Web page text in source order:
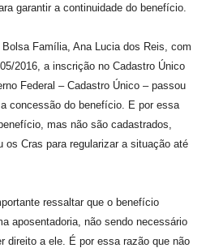
garantir a continuidade do benefício.
Família, Ana Lucia dos Reis, com
2016, a inscrição no Cadastro Único
Federal – Cadastro Único – passou
concessão do benefício. E por essa
mas não são cadastrados,
os Cras para regularizar a situação até
ressaltar que o benefício
aposentadoria, não sendo necessário
direito a ele. É por essa razão que não